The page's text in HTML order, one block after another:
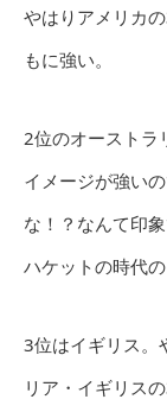
やはりアメリカ
もに強い。
2位のオーストラ
イメージが強い
な！？なんて印
ハケットの時代
3位はイギリス。
リア・イギリス